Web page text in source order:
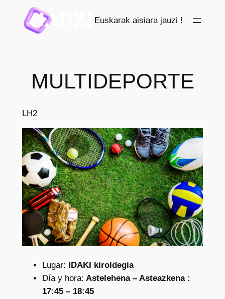
contenido
Euskarak aisiara jauzi !
MULTIDEPORTE
LH2
Lugar:
IDAKI kiroldegia
Día y hora: Astelehena – Asteazkena :
17:45 – 18:45